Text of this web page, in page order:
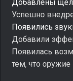
Добавлены
Успешно
Появились
Добавили
Появилась
тем, что оружие